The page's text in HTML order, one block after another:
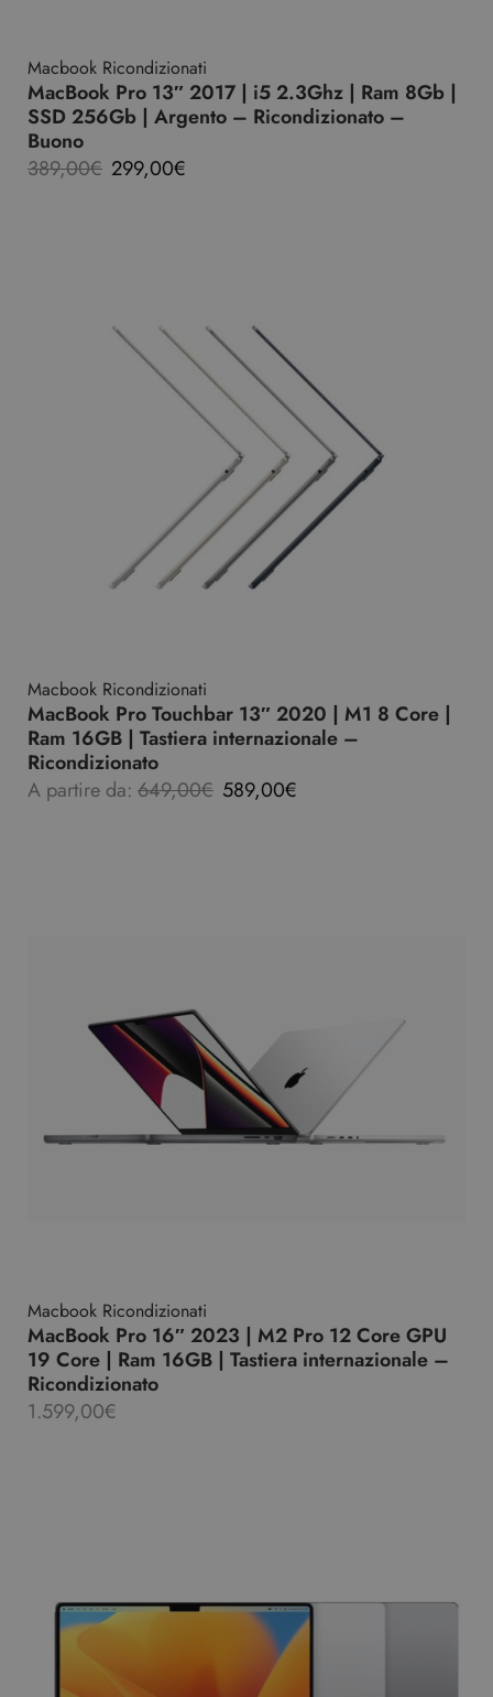
Macbook Ricondizionati
MacBook Pro 13″ 2017 | i5 2.3Ghz | Ram 8Gb |
SSD 256Gb | Argento – Ricondizionato –
Buono
389,00€ 299,00€
Macbook Ricondizionati
MacBook Pro Touchbar 13″ 2020 | M1 8 Core |
Ram 16GB | Tastiera internazionale –
Ricondizionato
A partire da: 649,00€ 589,00€
Macbook Ricondizionati
MacBook Pro 16″ 2023 | M2 Pro 12 Core GPU
19 Core | Ram 16GB | Tastiera internazionale –
Ricondizionato
1.599,00€